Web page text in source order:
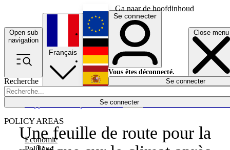
Ga naar de hoofdinhoud
Open sub
navigation
Close menu
Recherche
Se connecter
POLICY AREAS
Economie
Économie
Français
English
Deutsch
Español
Se connecter
Vous êtes déconnecté.
Se connecter
Une feuille de route pour la